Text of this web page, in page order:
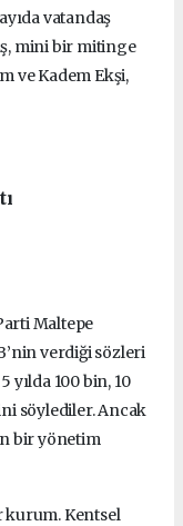
vatandaş
mini bir mitinge
ve Kadem Ekşi,
Maltepe
verdiği sözleri
yılda 100 bin, 10
söylediler. Ancak
bir yönetim
kurum. Kentsel